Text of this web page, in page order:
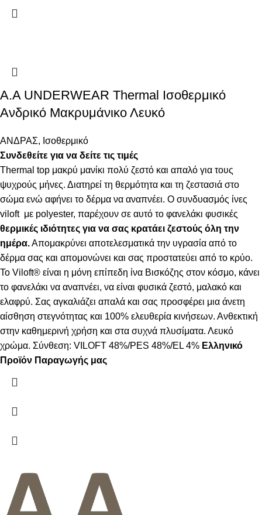
Α.A UNDERWEAR Thermal Ισοθερμικό
Ανδρικό Μακρυμάνικο Λευκό
ΑΝΔΡΑΣ, Ισοθερμικό
Συνδεθείτε για να δείτε τις τιμές
Thermal top μακρύ μανίκι πολύ ζεστό και απαλό για τους
ψυχρούς μήνες. Διατηρεί τη θερμότητα και τη ζεστασιά στο
σώμα ενώ αφήνει το δέρμα να αναπνέει. Ο συνδυασμός ίνες
viloft με polyester, παρέχουν σε αυτό το φανελάκι φυσικές
θερμικές ιδιότητες για να σας κρατάει ζεστούς όλη την
ημέρα.Απομακρύνει αποτελεσματικά την υγρασία από το
δέρμα σας και απομονώνει και σας προστατεύει από το κρύο.
Το Viloft® είναι η μόνη επίπεδη ίνα Βισκόζης στον κόσμο, κάνει
το φανελάκι να αναπνέει, να είναι φυσικά ζεστό, μαλακό και
ελαφρύ. Σας αγκαλιάζει απαλά και σας προσφέρει μια άνετη
αίσθηση στεγνότητας και 100% ελευθερία κινήσεων. Ανθεκτική
στην καθημερινή χρήση και στα συχνά πλυσίματα. Λευκό
χρώμα. Σύνθεση: VILOFT 48%/PES 48%/EL 4% Ελληνικό
Προϊόν Παραγωγής μας